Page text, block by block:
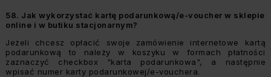
58. Jak wykorzystać kartę podarunkową/e-voucher w sklepie
online i w butiku stacjonarnym?
Jeżeli chcesz opłacić swoje zamówienie internetowe kartą
podarunkową to należy w koszyku w formach płatności
zaznaczyć checkbox "karta podarunkowa", a następnie
wpisać numer karty podarunkowej/e-vouchera.